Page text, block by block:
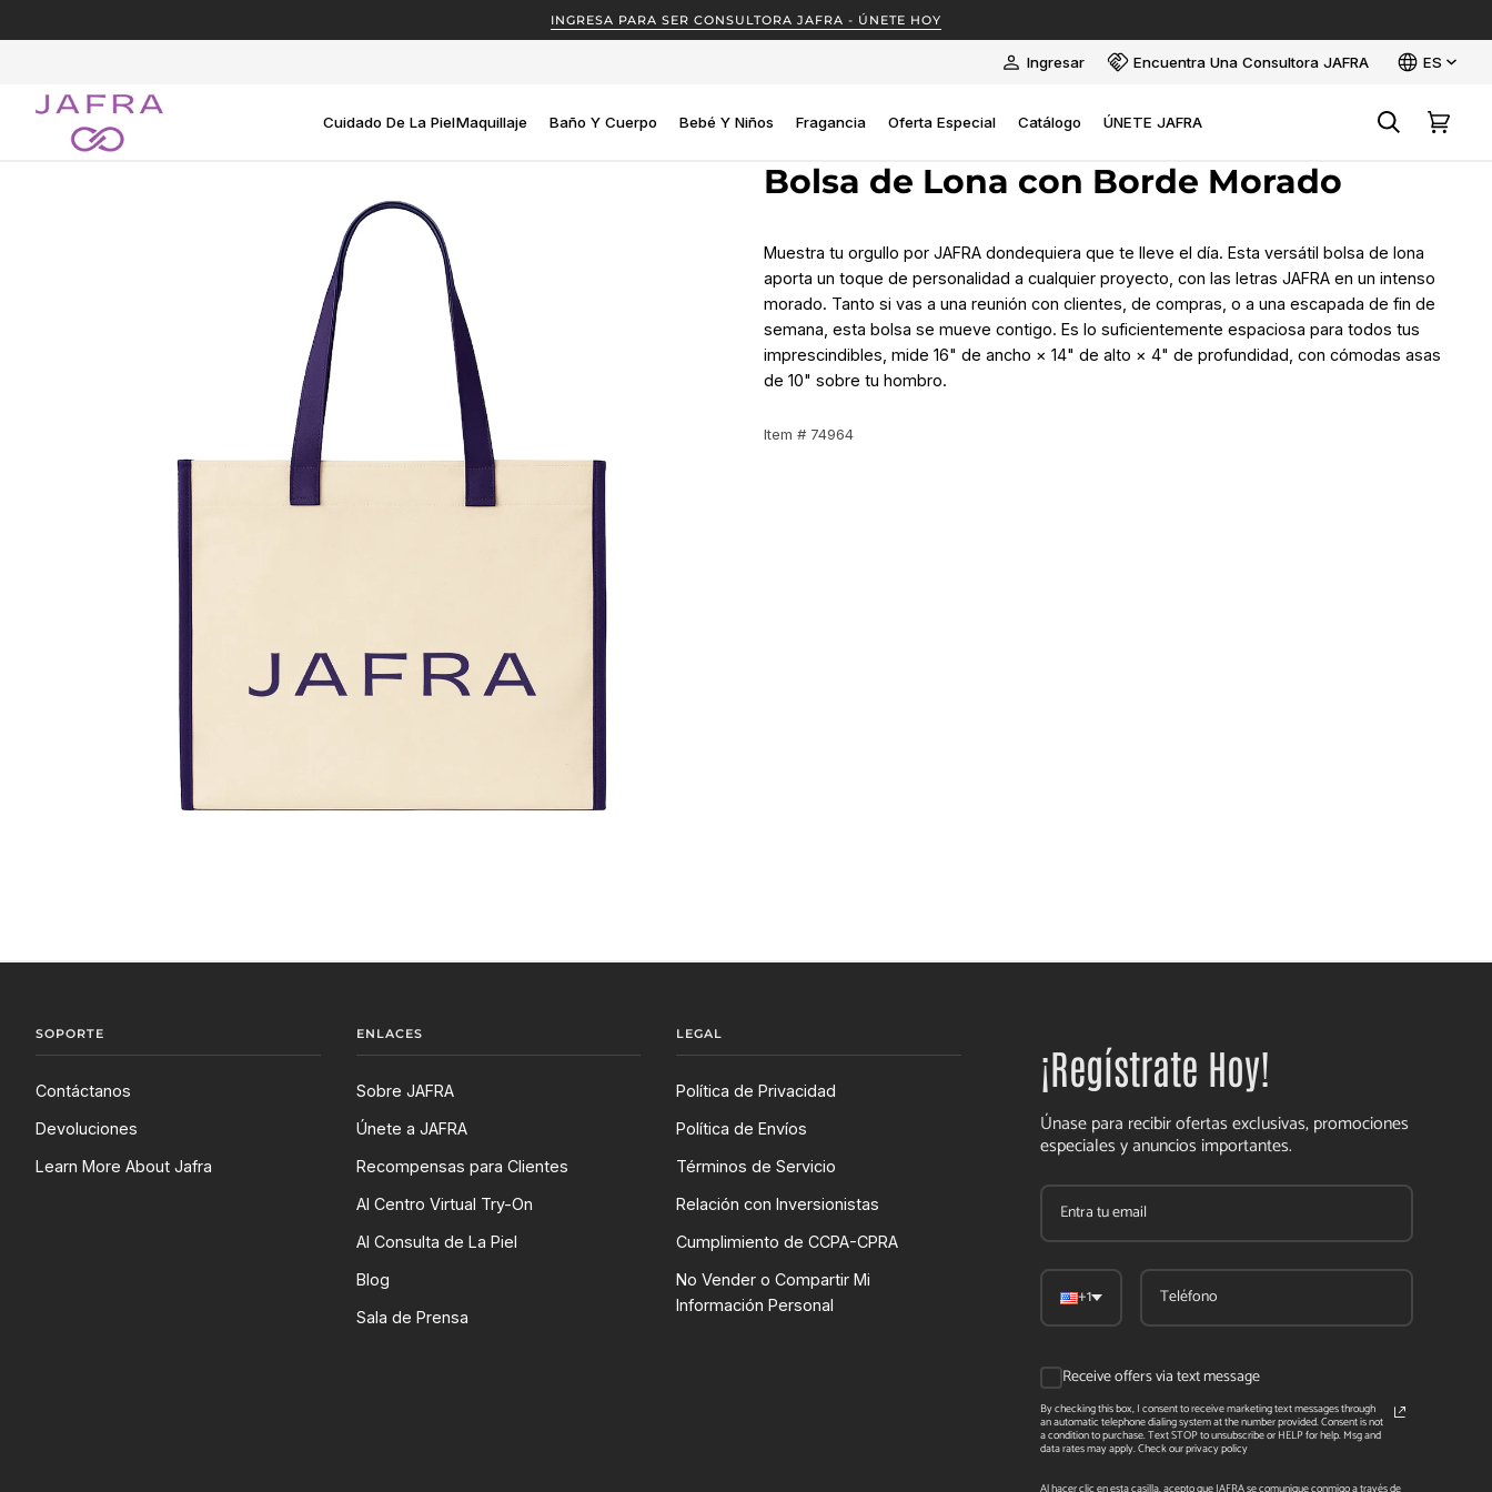
directamente
INGRESA PARA SER CONSULTORA JAFRA - ÚNETE HOY
Mi
Ingresar Encuentra Una Consultora JAFRA Idioma
ES
Cuidado De La PielMaquillaje Baño Y Cuerpo Bebé Y Niños Fragancia Oferta Especial Catálogo ÚNETE JAFRA
Buscar Carrito
Bolsa de Lona con Borde Morado
Muestra tu orgullo por JAFRA dondequiera que te lleve el día. Esta versátil bolsa de lona
aporta un toque de personalidad a cualquier proyecto, con las letras JAFRA en un intenso
morado. Tanto si vas a una reunión con clientes, de compras, o a una escapada de fin de
semana, esta bolsa se mueve contigo. Es lo suficientemente espaciosa para todos tus
imprescindibles, mide 16" de ancho × 14" de alto × 4" de profundidad, con cómodas asas
de 10" sobre tu hombro.
Item # 74964
SOPORTE
Contáctanos
Devoluciones
Learn More About Jafra
ENLACES
Sobre JAFRA
Únete a JAFRA
Recompensas para Clientes
AI Centro Virtual Try-On
AI Consulta de La Piel
Blog
Sala de Prensa
LEGAL
Política de Privacidad
Política de Envíos
Términos de Servicio
Relación con Inversionistas
Cumplimiento de CCPA-CPRA
No Vender o Compartir Mi
Información Personal
¡Regístrate Hoy!
Únase para recibir ofertas exclusivas, promociones
especiales y anuncios importantes.
+1
Receive offers via text message
By checking this box, I consent to receive marketing text messages through
an automatic telephone dialing system at the number provided. Consent is not
a condition to purchase. Text STOP to unsubscribe or HELP for help. Msg and
data rates may apply. Check our privacy policy